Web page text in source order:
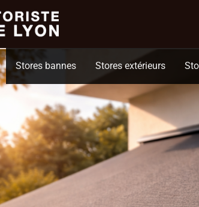
Stores bannes Stores extérieurs